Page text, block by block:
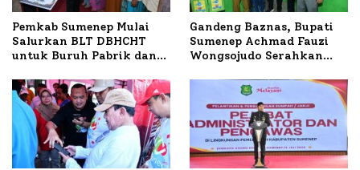
Pemkab Sumenep Mulai
Salurkan BLT DBHCHT
untuk Buruh Pabrik dan
Gandeng Baznas, Bupati
Sumenep Achmad Fauzi
Wongsojudo Serahkan
Dua Kecamatan